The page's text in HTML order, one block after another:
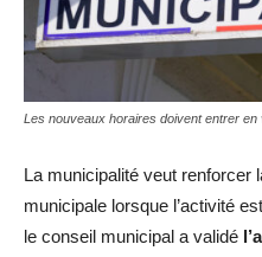
Les nouveaux horaires doivent entrer
La municipalité veut renforcer
municipale lorsque l’activité
le conseil municipal a validé